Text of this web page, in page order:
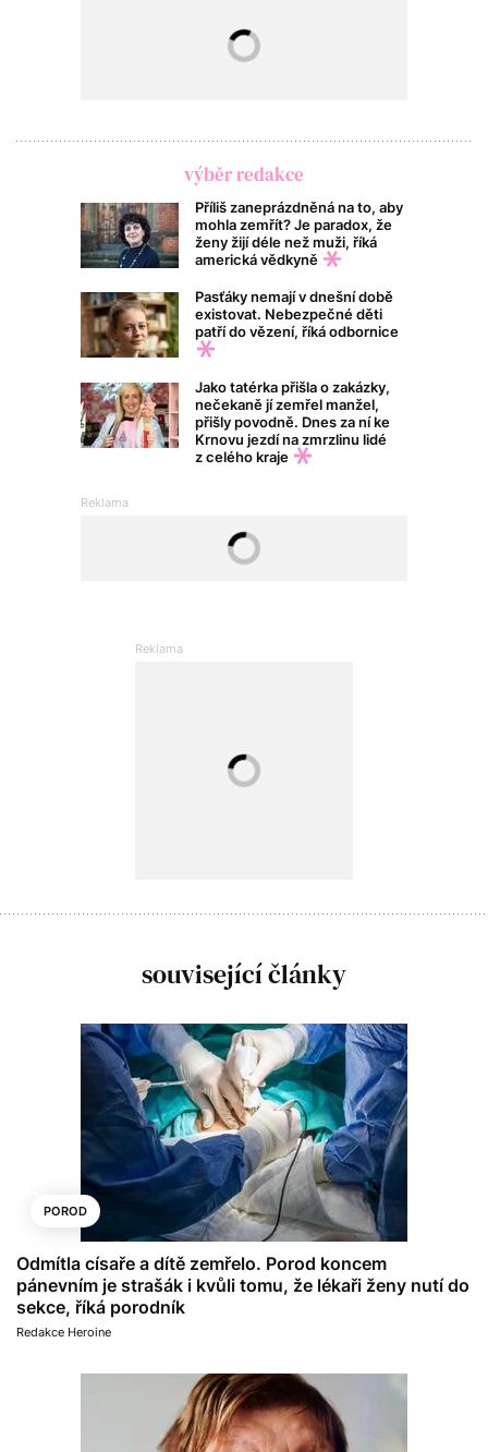
výběr redakce
Příliš zaneprázdněná na to, aby
mohla zemřít? Je paradox, že
ženy žijí déle než muži, říká
americká vědkyně
Pasťáky nemají v dnešní době
existovat. Nebezpečné děti
patří do vězení, říká odbornice
Jako tatérka přišla o zakázky,
nečekaně jí zemřel manžel,
přišly povodně. Dnes za ní ke
Krnovu jezdí na zmrzlinu lidé
z celého kraje
související články
POROD
Odmítla císaře a dítě zemřelo. Porod koncem
pánevním je strašák i kvůli tomu, že lékaři ženy nutí do
sekce, říká porodník
Redakce Heroine